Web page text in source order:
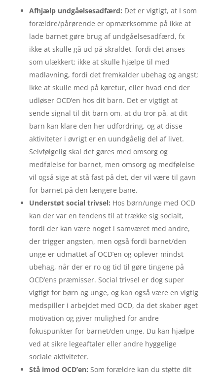
Afhjælp undgåelsesadfærd: Det er vigtigt, at I som
forældre/pårørende er opmærksomme på ikke at
lade barnet gøre brug af undgåelsesadfærd, fx
ikke at skulle gå ud på skraldet, fordi det anses
som ulækkert; ikke at skulle hjælpe til med
madlavning, fordi det fremkalder ubehag og angst;
ikke at skulle med på køretur, eller hvad end der
udløser OCD’en hos dit barn. Det er vigtigt at
sende signal til dit barn om, at du tror på, at dit
barn kan klare den her udfordring, og at disse
aktiviteter i øvrigt er en uundgåelig del af livet.
Selvfølgelig skal det gøres med omsorg og
medfølelse for barnet, men omsorg og medfølelse
vil også sige at stå fast på det, der vil være til gavn
for barnet på den længere bane.
Understøt social trivsel: Hos børn/unge med OCD
kan der var en tendens til at trække sig socialt,
fordi der kan være noget i samværet med andre,
der trigger angsten, men også fordi barnet/den
unge er udmattet af OCD’en og oplever mindst
ubehag, når der er ro og tid til gøre tingene på
OCD’ens præmisser. Social trivsel er dog super
vigtigt for børn og unge, og kan også være en vigtig
medspiller i arbejdet med OCD, da det skaber øget
motivation og giver mulighed for andre
fokuspunkter for barnet/den unge. Du kan hjælpe
ved at sikre legeaftaler eller andre hyggelige
sociale aktiviteter.
Stå imod OCD’en: Som forældre kan du støtte dit